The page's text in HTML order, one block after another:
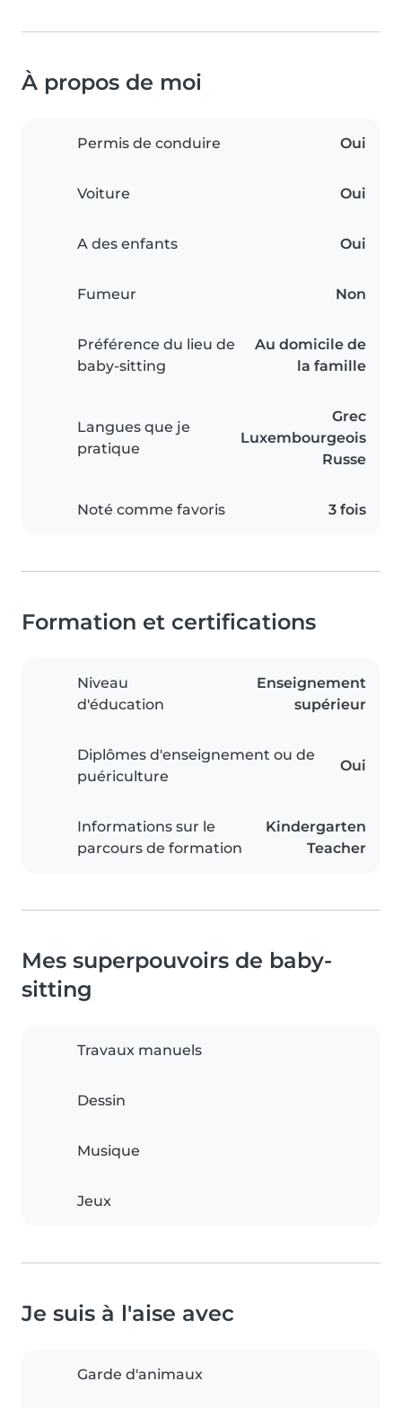
À propos de moi
Permis de conduire Oui
Voiture Oui
A des enfants Oui
Fumeur Non
Préférence du lieu de
baby-sitting
Au domicile de
la famille
Langues que je
pratique
Grec
Luxembourgeois
Russe
Noté comme favoris 3 fois
Formation et certifications
Niveau
d'éducation
Enseignement
supérieur
Diplômes d'enseignement ou de
puériculture
Oui
Informations sur le
parcours de formation
Kindergarten
Teacher
Mes superpouvoirs de baby-
sitting
Travaux manuels
Dessin
Musique
Jeux
Je suis à l'aise avec
Garde d'animaux